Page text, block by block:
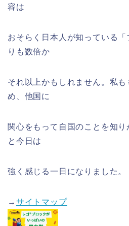
容は
おそらく日本人が知っている「
りも数倍か
それ以上かもしれません。私
め、他国に
関心をもって自国のことを知
と今日は
強く感じる一日になりました。
→ サイトマップ